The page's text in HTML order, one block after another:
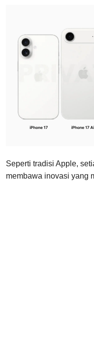
Seperti tradisi Apple,
membawa inovasi yang